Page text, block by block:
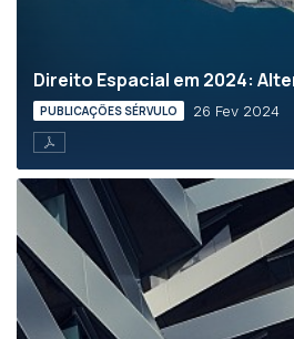
Direito Espacial em 2024:
PUBLICAÇÕES SÉRVULO 26 Fev 2024